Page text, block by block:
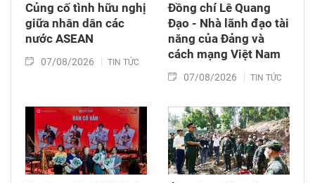
Củng cố tình hữu nghị
giữa nhân dân các
nước ASEAN
07/08/2026 TIN TỨC
Đồng chí Lê Quang
Đạo - Nhà lãnh đạo tài
năng của Đảng và
cách mạng Việt Nam​
07/08/2026 TIN TỨC